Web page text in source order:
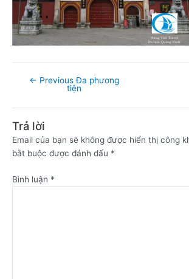
← Previous Đa phương
tiện
Trả lời
Email của bạn sẽ không được hiển thị công
bắt buộc được đánh dấu *
Bình luận *